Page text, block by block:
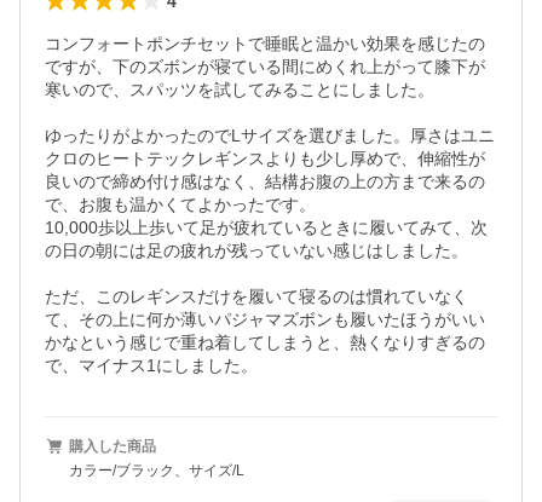
コンフォートポンチセットで睡眠と温かい効果を感じたの
ですが、下のズボンが寝ている間にめくれ上がって膝下が
寒いので、スパッツを試してみることにしました。
ゆったりがよかったのでLサイズを選びました。厚さはユニ
クロのヒートテックレギンスよりも少し厚めで、伸縮性が
良いので締め付け感はなく、結構お腹の上の方まで来るの
で、お腹も温かくてよかったです。
10,000歩以上歩いて足が疲れているときに履いてみて、次
の日の朝には足の疲れが残っていない感じはしました。
ただ、このレギンスだけを履いて寝るのは慣れていなく
て、その上に何か薄いパジャマズボンも履いたほうがいい
かなという感じで重ね着してしまうと、熱くなりすぎるの
で、マイナス1にしました。
購入した商品
カラー/ブラック、サイズ/L